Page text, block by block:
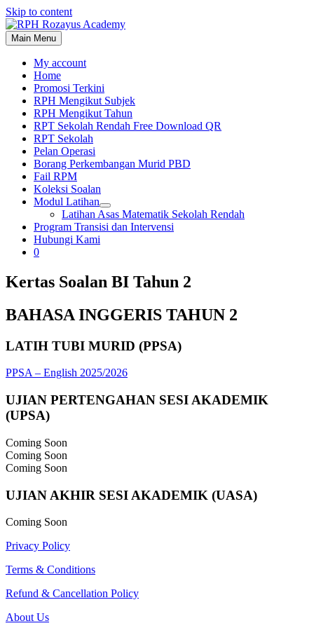
Skip to content
Main Menu
My account
Home
Promosi Terkini
RPH Mengikut Subjek
RPH Mengikut Tahun
RPT Sekolah Rendah Free Download QR
RPT Sekolah
Pelan Operasi
Borang Perkembangan Murid PBD
Fail RPM
Koleksi Soalan
Modul Latihan
Latihan Asas Matematik Sekolah Rendah
Program Transisi dan Intervensi
Hubungi Kami
0
Kertas Soalan BI Tahun 2
BAHASA INGGERIS TAHUN 2
LATIH TUBI MURID (PPSA)
PPSA – English 2025/2026
UJIAN PERTENGAHAN SESI AKADEMIK
(UPSA)
Coming Soon
Coming Soon
Coming Soon
UJIAN AKHIR SESI AKADEMIK (UASA)
Coming Soon
Privacy Policy
Terms & Conditions
Refund & Cancellation Policy
About Us